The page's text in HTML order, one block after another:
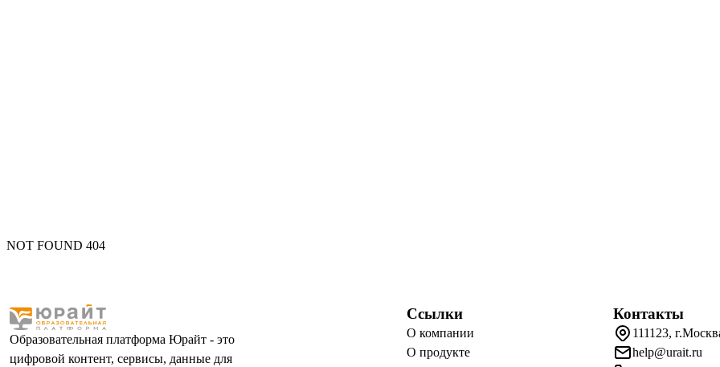
NOT FOUND 404
Образовательная платформа Юрайт - это
цифровой контент, сервисы, данные для
Ссылки
О компании
О продукте
Контакты
111123,
help@urait.ru